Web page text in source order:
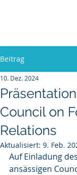
Beitrag
Council on
Relations
10. Dez. 2024
Aktualisiert: 9. Feb.
Auf Einladung
ansässigen